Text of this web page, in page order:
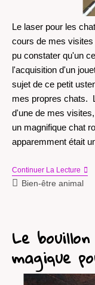
Le laser pour les
cours de mes
pu constater qu'un
l'acquisition d'un
sujet de ce petit
mes propres chats.
d'une de mes
un magnifique chat
apparemment était
Continuer La Lecture
Bien-être animal
Le
magique